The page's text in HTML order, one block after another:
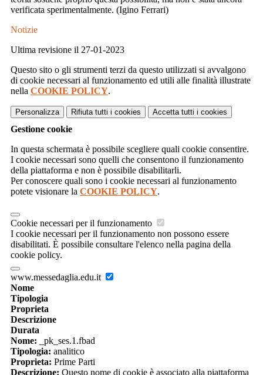
verificata sperimentalmente. (Igino Ferrari)
Notizie
Ultima revisione il 27-01-2023
Questo sito o gli strumenti terzi da questo utilizzati si avvalgono
di cookie necessari al funzionamento ed utili alle finalità illustrate
nella COOKIE POLICY.
Personalizza Rifiuta tutti i cookies Accetta tutti i cookies
Gestione cookie
In questa schermata è possibile scegliere quali cookie consentire.
I cookie necessari sono quelli che consentono il funzionamento
della piattaforma e non è possibile disabilitarli.
Per conoscere quali sono i cookie necessari al funzionamento
potete visionare la COOKIE POLICY.
Cookie necessari per il funzionamento
I cookie necessari per il funzionamento non possono essere
disabilitati. È possibile consultare l'elenco nella pagina della
cookie policy.
www.messedaglia.edu.it
Nome
Tipologia
Proprieta
Descrizione
Durata
Nome: _pk_ses.1.fbad
Tipologia: analitico
Proprieta: Prime Parti
Descrizione: Questo nome di cookie è associato alla piattaforma